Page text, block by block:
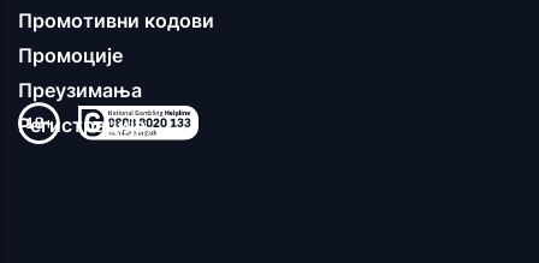
Промотивни кодови
Промоције
Преузимања
Регистрација